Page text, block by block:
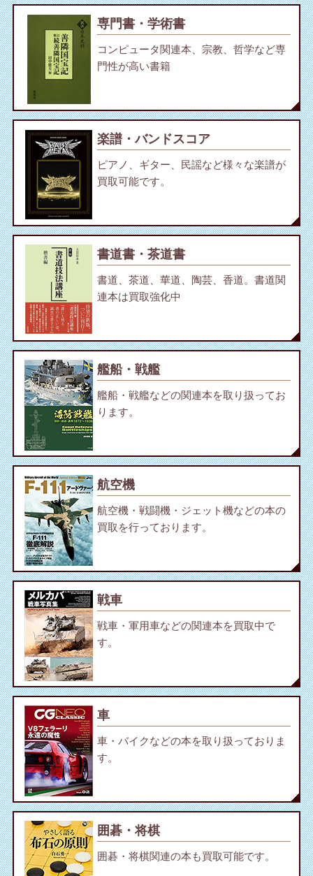
専門書・学術書
コンピュータ関連本、宗教、哲学など専
門性が高い書籍
楽譜・バンドスコア
ピアノ、ギター、民謡など様々な楽譜が
買取可能です。
書道書・茶道書
書道、茶道、華道、陶芸、香道。書道関
連本は買取強化中
艦船・戦艦
艦船・戦艦などの関連本を取り扱ってお
ります。
航空機
航空機・戦闘機・ジェット機などの本の
買取を行っております。
戦車
戦車・軍用車などの関連本を買取中で
す。
車
車・バイクなどの本を取り扱っておりま
す。
囲碁・将棋
囲碁・将棋関連の本も買取可能です。